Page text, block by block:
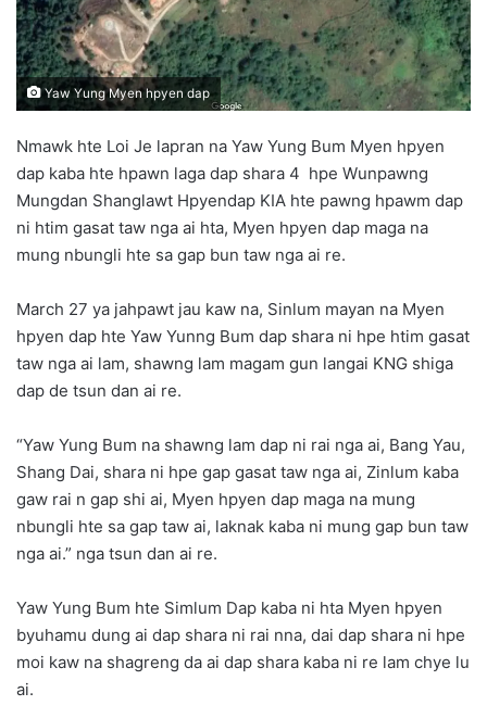
a
i
l
Yaw Yung Myen hpyen dap
Nmawk hte Loi Je lapran na Yaw Yung Bum Myen hpyen
dap kaba hte hpawn laga dap shara 4 hpe Wunpawng
Mungdan Shanglawt Hpyendap KIA hte pawng hpawm dap
ni htim gasat taw nga ai hta, Myen hpyen dap maga na
mung nbungli hte sa gap bun taw nga ai re.
March 27 ya jahpawt jau kaw na, Sinlum mayan na Myen
hpyen dap hte Yaw Yunng Bum dap shara ni hpe htim gasat
taw nga ai lam, shawng lam magam gun langai KNG shiga
dap de tsun dan ai re.
“Yaw Yung Bum na shawng lam dap ni rai nga ai, Bang Yau,
Shang Dai, shara ni hpe gap gasat taw nga ai, Zinlum kaba
gaw rai n gap shi ai, Myen hpyen dap maga na mung
nbungli hte sa gap taw ai, laknak kaba ni mung gap bun taw
nga ai.” nga tsun dan ai re.
Yaw Yung Bum hte Simlum Dap kaba ni hta Myen hpyen
byuhamu dung ai dap shara ni rai nna, dai dap shara ni hpe
moi kaw na shagreng da ai dap shara kaba ni re lam chye lu
ai.